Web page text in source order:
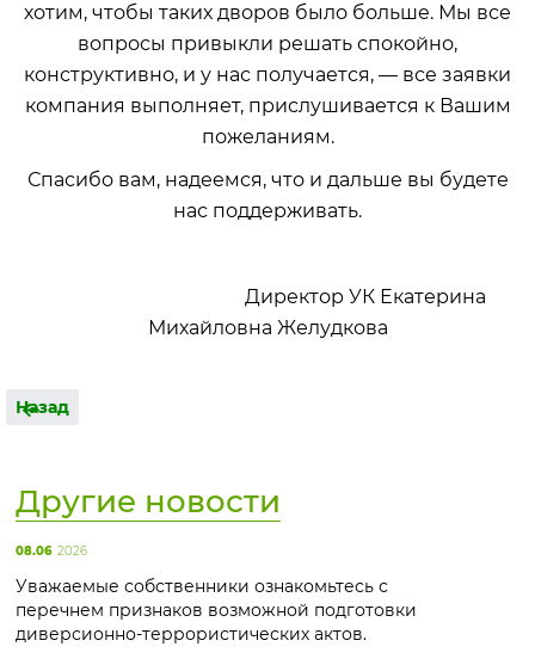
хотим, чтобы таких дворов было больше. Мы все
вопросы привыкли решать спокойно,
конструктивно, и у нас получается, — все заявки
компания выполняет, прислушивается к Вашим
пожеланиям.
Спасибо вам, надеемся, что и дальше вы будете
нас поддерживать.
Директор УК Екатерина
Михайловна Желудкова
Назад
Другие новости
08.06 2026
Уважаемые собственники ознакомьтесь с
перечнем признаков возможной подготовки
диверсионно-террористических актов.